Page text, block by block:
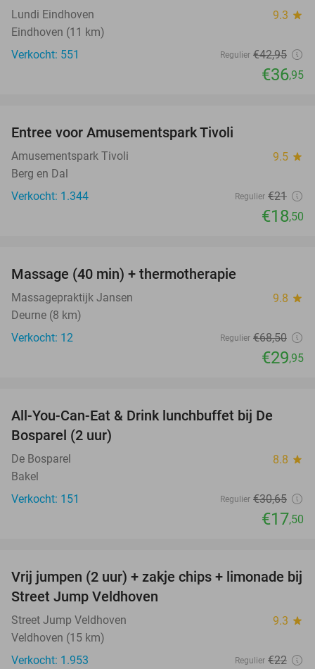
Lundi Eindhoven 9.3 star
Eindhoven (11 km)
Verkocht: 551
Regulier €42,95
€36,95
Entree voor Amusementspark Tivoli
Amusementspark Tivoli 9.5 star
Berg en Dal
Verkocht: 1.344
Regulier €21
€18,50
Massage (40 min) + thermotherapie
Massagepraktijk Jansen 9.8 star
Deurne (8 km)
Verkocht: 12
Regulier €68,50
€29,95
43%
All-You-Can-Eat & Drink lunchbuffet bij De
Bosparel (2 uur)
De Bosparel 8.8 star
Bakel
Verkocht: 151
Regulier €30,65
€17,50
50%
Vrij jumpen (2 uur) + zakje chips + limonade bij
Street Jump Veldhoven
Street Jump Veldhoven 9.3 star
Veldhoven (15 km)
Verkocht: 1.953
Regulier €22